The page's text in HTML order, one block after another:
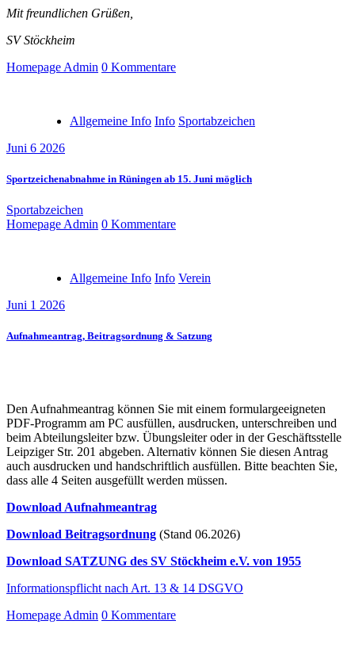
Mit freundlichen Grüßen,
SV Stöckheim
Homepage Admin 0 Kommentare
Allgemeine Info Info Sportabzeichen
Juni 6 2026
Sportzeichenabnahme in Rüningen ab 15. Juni möglich
Sportabzeichen
Homepage Admin 0 Kommentare
Allgemeine Info Info Verein
Juni 1 2026
Aufnahmeantrag, Beitragsordnung & Satzung
Den Aufnahmeantrag können Sie mit einem formulargeeigneten
PDF-Programm am PC ausfüllen, ausdrucken, unterschreiben und
beim Abteilungsleiter bzw. Übungsleiter oder in der Geschäftsstelle
Leipziger Str. 201 abgeben. Alternativ können Sie diesen Antrag
auch ausdrucken und handschriftlich ausfüllen. Bitte beachten Sie,
dass alle 4 Seiten ausgefüllt werden müssen.
Download Aufnahmeantrag
Download Beitragsordnung (Stand 06.2026)
Download SATZUNG des SV Stöckheim e.V. von 1955
Informationspflicht nach Art. 13 & 14 DSGVO
Homepage Admin 0 Kommentare